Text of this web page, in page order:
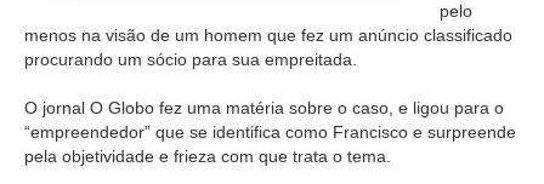
pelo
menos na visão de um homem que fez um anúncio classificado
procurando um sócio para sua empreitada.
O jornal O Globo fez uma matéria sobre o caso, e ligou para o
“empreendedor” que se identifica como Francisco e surpreende
pela objetividade e frieza com que trata o tema.